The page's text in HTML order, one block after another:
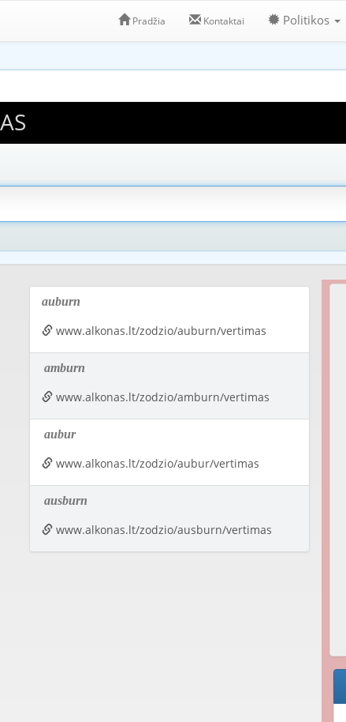
Pradžia Kontaktai Politikos
auburn
www.alkonas.lt/zodzio/auburn/vertimas
amburn
www.alkonas.lt/zodzio/amburn/vertimas
aubur
www.alkonas.lt/zodzio/aubur/vertimas
ausburn
www.alkonas.lt/zodzio/ausburn/vertimas